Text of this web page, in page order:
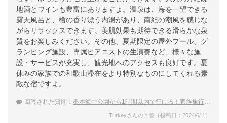
地酒とワインも豊富にありますよ。温泉は、海を一望できる
露天風呂と、檜の香り漂う内湯があり、南紀の潮風を感じな
がらリラックスできます。美肌効果も期待できる滑らかな泉
質をお楽しみください。その他、夏期限定の屋外プール、グ
ランピング施設、専属ピアニストの生演奏など、様々な施
設・サービスが充実し、観光地へのアクセスも良好です。夏
休みの家族での和歌山滞在をより特別なものにしてくれる素
敵な宿ですよ。
回答された質問： 串本海中公園から1時間以内で行ける！家族旅行におすすめの温泉宿は？
Turkeyさんの回答（投稿日：2024/6/ 1）